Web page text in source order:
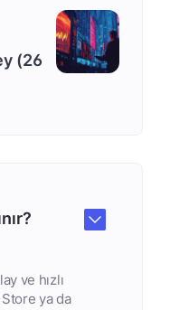
(26
ve hızlı
Store ya da